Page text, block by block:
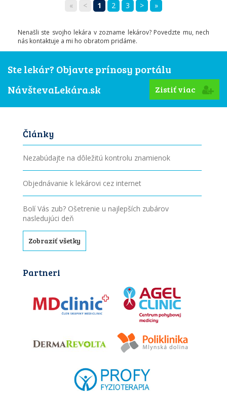
« < 1 2 3 > »
Nenašli ste svojho lekára v zozname lekárov? Povedzte mu, nech
nás kontaktuje a mi ho obratom pridáme.
Ste lekár? Objavte prínosy portálu
NávštevaLekára.sk
Zistiť viac
Články
Nezabúdajte na dôležitú kontrolu znamienok
Objednávanie k lekárovi cez internet
Bolí Vás zub? Ošetrenie u najlepších zubárov
nasledujúci deň
Zobraziť všetky
Partneri